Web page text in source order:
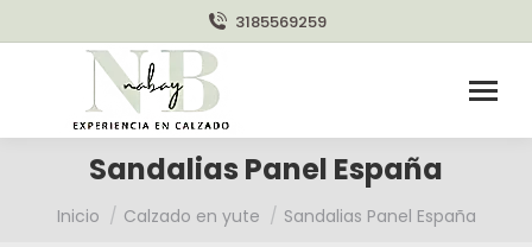
3185569259
Sandalias Panel España
Estás aquí:
Inicio Calzado en yute Sandalias Panel España